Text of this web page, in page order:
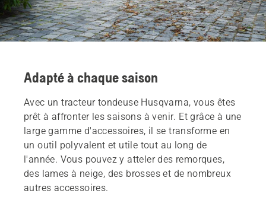
Adapté à chaque saison
Avec un tracteur tondeuse Husqvarna, vous êtes
prêt à affronter les saisons à venir. Et grâce à une
large gamme d'accessoires, il se transforme en
un outil polyvalent et utile tout au long de
l'année. Vous pouvez y atteler des remorques,
des lames à neige, des brosses et de nombreux
autres accessoires.